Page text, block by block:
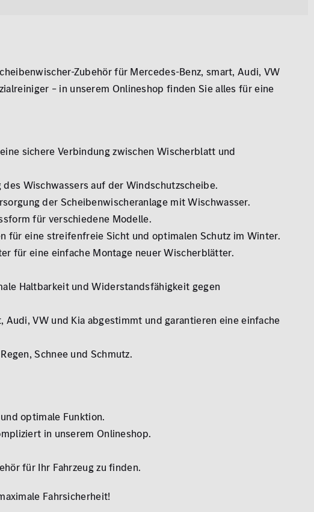
Zubehör für Mercedes-Benz, smart, Audi, VW
– in unserem Onlineshop finden Sie alles für eine
sichere Verbindung zwischen Wischerblatt und
Wischwassers auf der Windschutzscheibe.
der Scheibenwischeranlage mit Wischwasser.
für verschiedene Modelle.
für eine streifenfreie Sicht und optimalen Schutz im Winter.
für eine einfache Montage neuer Wischerblätter.
Haltbarkeit und Widerstandsfähigkeit gegen
VW und Kia abgestimmt und garantieren eine einfache
Schnee und Schmutz.
optimale Funktion.
in unserem Onlineshop.
für Ihr Fahrzeug zu finden.
Fahrsicherheit!